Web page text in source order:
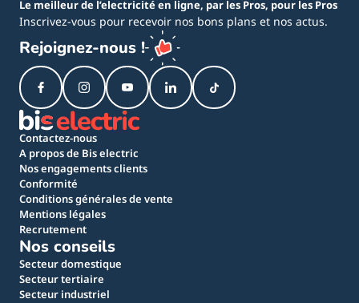
Le meilleur de l’electricité en ligne, par les Pros, pour les Pros
Inscrivez-vous pour recevoir nos bons plans et nos actus.
Rejoignez-nous !
Contactez-nous
A propos de Bis electric
Nos engagements clients
Conformité
Conditions générales de vente
Mentions légales
Recrutement
Nos conseils
Secteur domestique
Secteur tertiaire
Secteur industriel